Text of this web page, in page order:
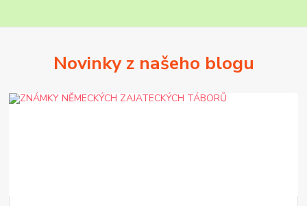
Novinky z našeho blogu